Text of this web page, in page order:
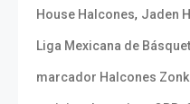
House Halcones, Jaden
Liga Mexicana de
marcador Halcones